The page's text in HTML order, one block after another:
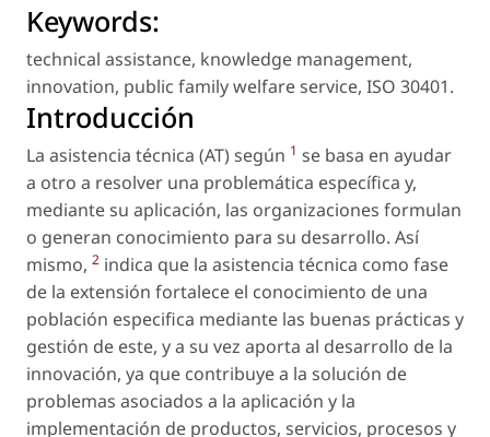
Keywords:
technical assistance, knowledge management,
innovation, public family welfare service, ISO 30401.
Introducción
La asistencia técnica (AT) según 1 se basa en ayudar
a otro a resolver una problemática específica y,
mediante su aplicación, las organizaciones formulan
o generan conocimiento para su desarrollo. Así
mismo, 2 indica que la asistencia técnica como fase
de la extensión fortalece el conocimiento de una
población especifica mediante las buenas prácticas y
gestión de este, y a su vez aporta al desarrollo de la
innovación, ya que contribuye a la solución de
problemas asociados a la aplicación y la
implementación de productos, servicios, procesos y